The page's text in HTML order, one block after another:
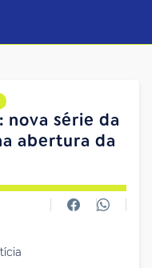
nova série da
abertura da